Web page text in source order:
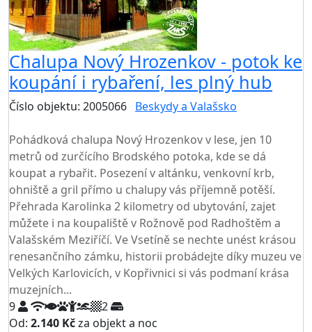
Chalupa Nový Hrozenkov - potok ke
koupání i rybaření, les plný hub
Číslo objektu: 2005066 Beskydy a Valašsko
Pohádková chalupa Nový Hrozenkov v lese, jen 10
metrů od zurčícího Brodského potoka, kde se dá
koupat a rybařit. Posezení v altánku, venkovní krb,
ohniště a gril přímo u chalupy vás příjemně potěší.
Přehrada Karolinka 2 kilometry od ubytování, zajet
můžete i na koupaliště v Rožnově pod Radhoštěm a
Valašském Meziříčí. Ve Vsetíně se nechte unést krásou
renesančního zámku, historii probádejte díky muzeu ve
Velkých Karlovicích, v Kopřivnici si vás podmaní krása
muzejních...
9
2
Od: 2.140 Kčza objekt a noc